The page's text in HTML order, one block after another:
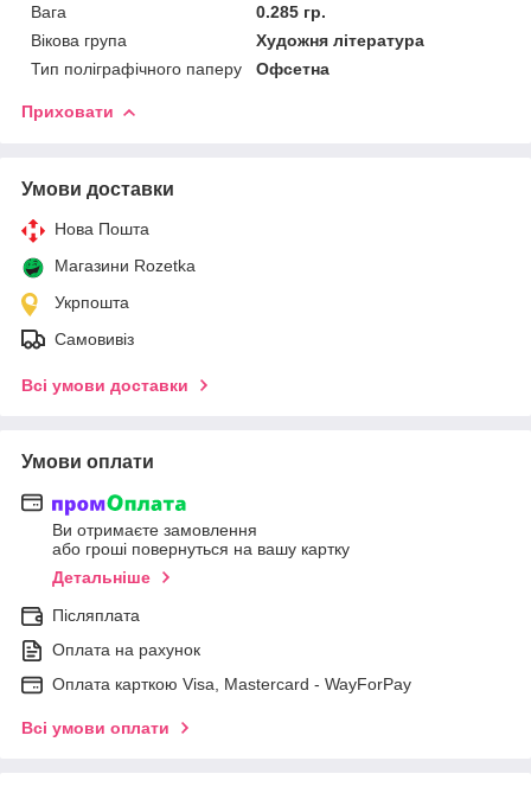
Вага
0.285 гр.
Вікова група
Художня література
Тип поліграфічного паперу
Офсетна
Приховати
Умови доставки
Нова Пошта
Магазини Rozetka
Укрпошта
Самовивіз
Всі умови доставки
Умови оплати
Ви отримаєте замовлення
або гроші повернуться на вашу картку
Детальніше
Післяплата
Оплата на рахунок
Оплата карткою Visa, Mastercard - WayForPay
Всі умови оплати